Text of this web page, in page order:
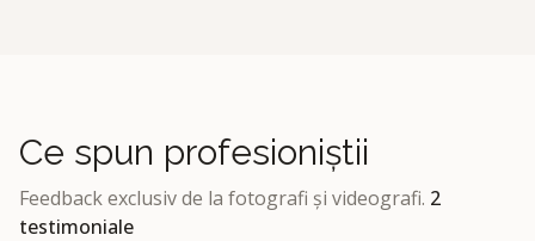
Ce spun profesioniștii
Feedback exclusiv de la fotografi și videografi. 2
testimoniale